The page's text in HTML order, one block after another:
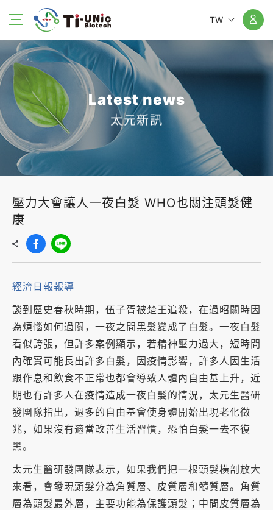
TW
Latest news
太元新訊
壓力大會讓人一夜白髮 WHO也關注頭髮健
康
經濟日報報導
談到歷史春秋時期，伍子胥被楚王追殺，在過昭關時因
為煩惱如何過關，一夜之間黑髮變成了白髮。一夜白髮
看似誇張，但許多案例顯示，若精神壓力過大，短時間
內確實可能長出許多白髮，因疫情影響，許多人因生活
跟作息和飲食不正常也都會導致人體內自由基上升，近
期也有許多人在疫情造成一夜白髮的情況，太元生醫研
發團隊指出，過多的自由基會使身體開始出現老化徵
兆，如果沒有適當改善生活習慣，恐怕白髮一去不復
黑。
太元生醫研發團隊表示，如果我們把一根頭髮橫剖放大
來看，會發現頭髮分為角質層、皮質層和髓質層。角質
層為頭髮最外層，主要功能為保護頭髮；中間皮質層為